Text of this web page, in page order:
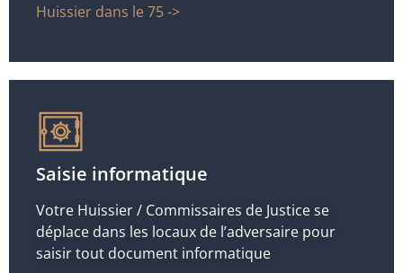
Huissier dans le 75 ->
Saisie informatique
Votre Huissier / Commissaires de Justice se
déplace dans les locaux de l’adversaire pour
saisir tout document informatique